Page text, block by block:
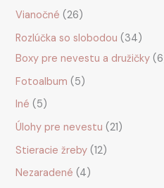
Vianočné
26
Rozlúčka so slobodou
34
Boxy pre nevestu a družičky 6
Fotoalbum
5
Iné
5
Úlohy pre nevestu
21
Stieracie žreby 12
Nezaradené 4